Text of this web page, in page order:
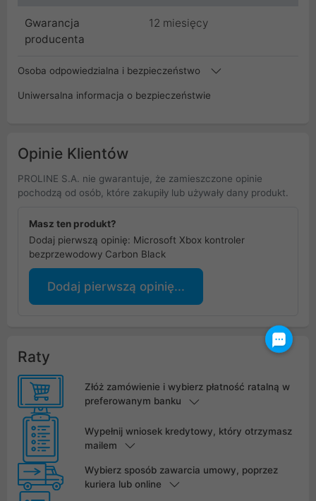
Gwarancja
producenta
12 miesięcy
Osoba odpowiedzialna i bezpieczeństwo
Uniwersalna informacja o bezpieczeństwie
Opinie Klientów
PROLINE S.A. nie gwarantuje, że zamieszczone opinie
pochodzą od osób, które zakupiły lub używały dany produkt.
Masz ten produkt?
Dodaj pierwszą opinię: Microsoft Xbox kontroler
bezprzewodowy Carbon Black
Dodaj pierwszą opinię...
Raty
Złóż zamówienie i wybierz płatność ratalną w
preferowanym banku
Wypełnij wniosek kredytowy, który otrzymasz
mailem
Wybierz sposób zawarcia umowy, poprzez
kuriera lub online